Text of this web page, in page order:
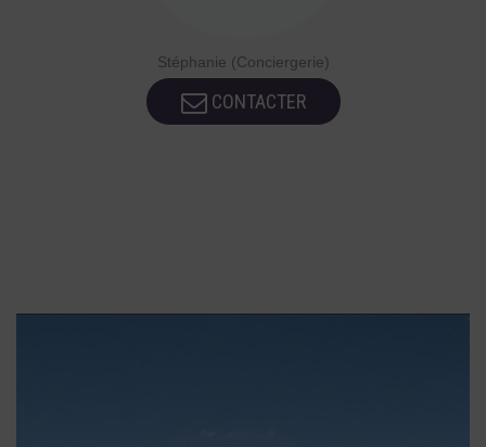
Stéphanie (Conciergerie)
CONTACTER